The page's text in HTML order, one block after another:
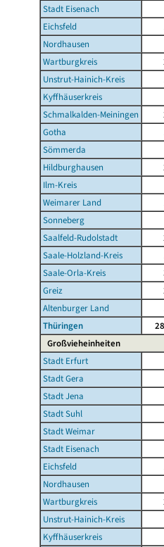
Stadt Eisenach
Eichsfeld
Nordhausen
Wartburgkreis
Unstrut-Hainich-Kreis
Kyffhäuserkreis
Schmalkalden-Meiningen
Gotha
Sömmerda
Hildburghausen
Ilm-Kreis
Weimarer Land
Sonneberg
Saalfeld-Rudolstadt
Saale-Holzland-Kreis
Saale-Orla-Kreis
Greiz
Altenburger Land
Thüringen
Großvieheinheiten
Stadt Erfurt
Stadt Gera
Stadt Jena
Stadt Suhl
Stadt Weimar
Stadt Eisenach
Eichsfeld
Nordhausen
Wartburgkreis
Unstrut-Hainich-Kreis
Kyffhäuserkreis